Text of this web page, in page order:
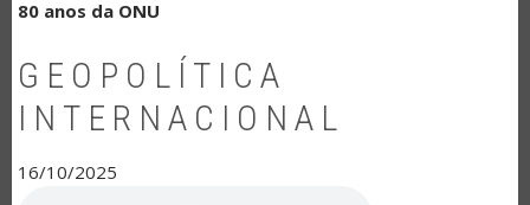
80 anos da ONU
GEOPOLÍTICA
INTERNACIONAL
16/10/2025